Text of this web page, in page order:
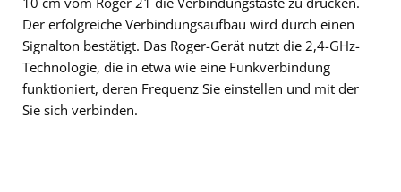
Der erfolgreiche Verbindungsaufbau wird durch einen
Signalton bestätigt. Das Roger-Gerät nutzt die 2,4-GHz-
Technologie, die in etwa wie eine Funkverbindung
funktioniert, deren Frequenz Sie einstellen und mit der
Sie sich verbinden.